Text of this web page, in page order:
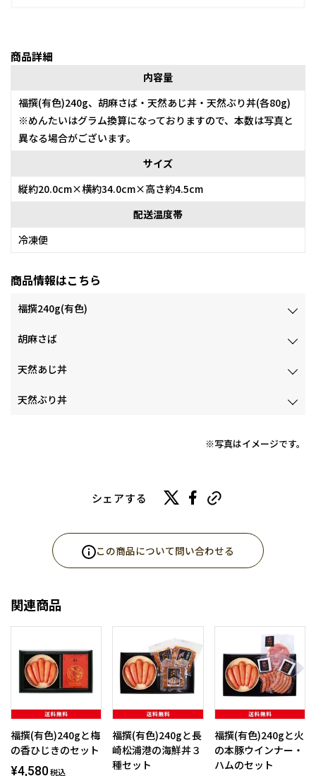
商品詳細
内容量
福撰(有色)240g、胡麻さば・天然あじ丼・天然ぶり丼(各80g)
※めんたいはグラム換算になっておりますので、本数は写真と
異なる場合がございます。
サイズ
縦約20.0cm×横約34.0cm×高さ約4.5cm
配送温度帯
冷凍便
商品情報はこちら
福撰240g(有色)
胡麻さば
天然あじ丼
天然ぶり丼
※写真はイメージです。
シェアする
この商品について問い合わせる
関連商品
福撰(有色)240gと梅
の香ひじきのセット
¥4,580 税込
福撰(有色)240gと長
崎松浦港の海鮮丼３
種セット
福撰(有色)240gと火
の本豚ウインナー・
ハムのセット